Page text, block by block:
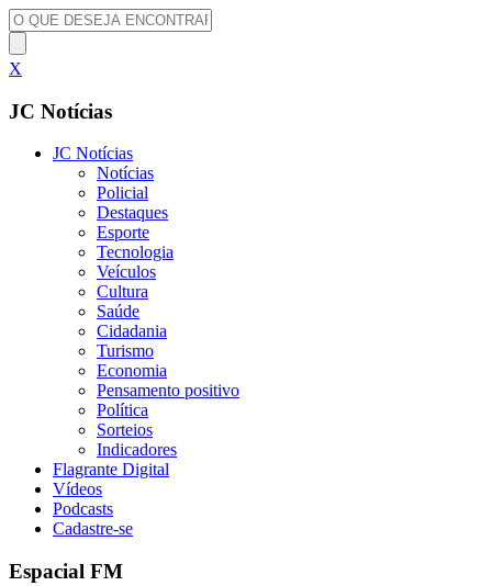
X
JC Notícias
JC Notícias
Notícias
Policial
Destaques
Esporte
Tecnologia
Veículos
Cultura
Saúde
Cidadania
Turismo
Economia
Pensamento positivo
Política
Sorteios
Indicadores
Flagrante Digital
Vídeos
Podcasts
Cadastre-se
Espacial FM